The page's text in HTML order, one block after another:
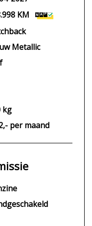
KM
Metallic
kg
per maand